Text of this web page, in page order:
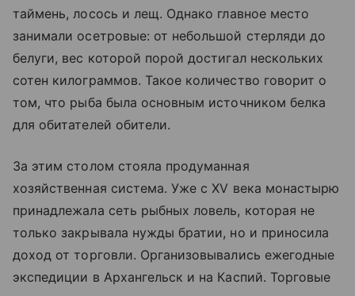
таймень, лосось и лещ. Однако главное место
занимали осетровые: от небольшой стерляди до
белуги, вес которой порой достигал нескольких
сотен килограммов. Такое количество говорит о
том, что рыба была основным источником белка
для обитателей обители.
За этим столом стояла продуманная
хозяйственная система. Уже с XV века монастырю
принадлежала сеть рыбных ловель, которая не
только закрывала нужды братии, но и приносила
доход от торговли. Организовывались ежегодные
экспедиции в Архангельск и на Каспий. Торговые